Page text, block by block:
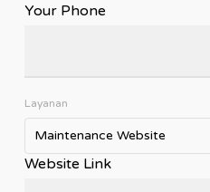
Your Phone
Layanan
Maintenance Website
Website Link